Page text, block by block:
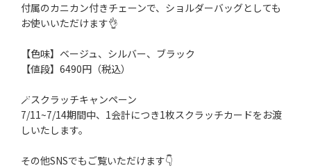
付属のカニカン付きチェーンで、ショルダーバッグとしても
お使いいただけます👌
【色味】ベージュ、シルバー、ブラック
【値段】6490円（税込）
🪄スクラッチキャンペーン
7/11~7/14期間中、1会計につき1枚スクラッチカードをお渡
しいたします。
その他SNSでもご覧いただけます👇️